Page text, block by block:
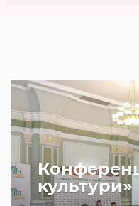
культури»